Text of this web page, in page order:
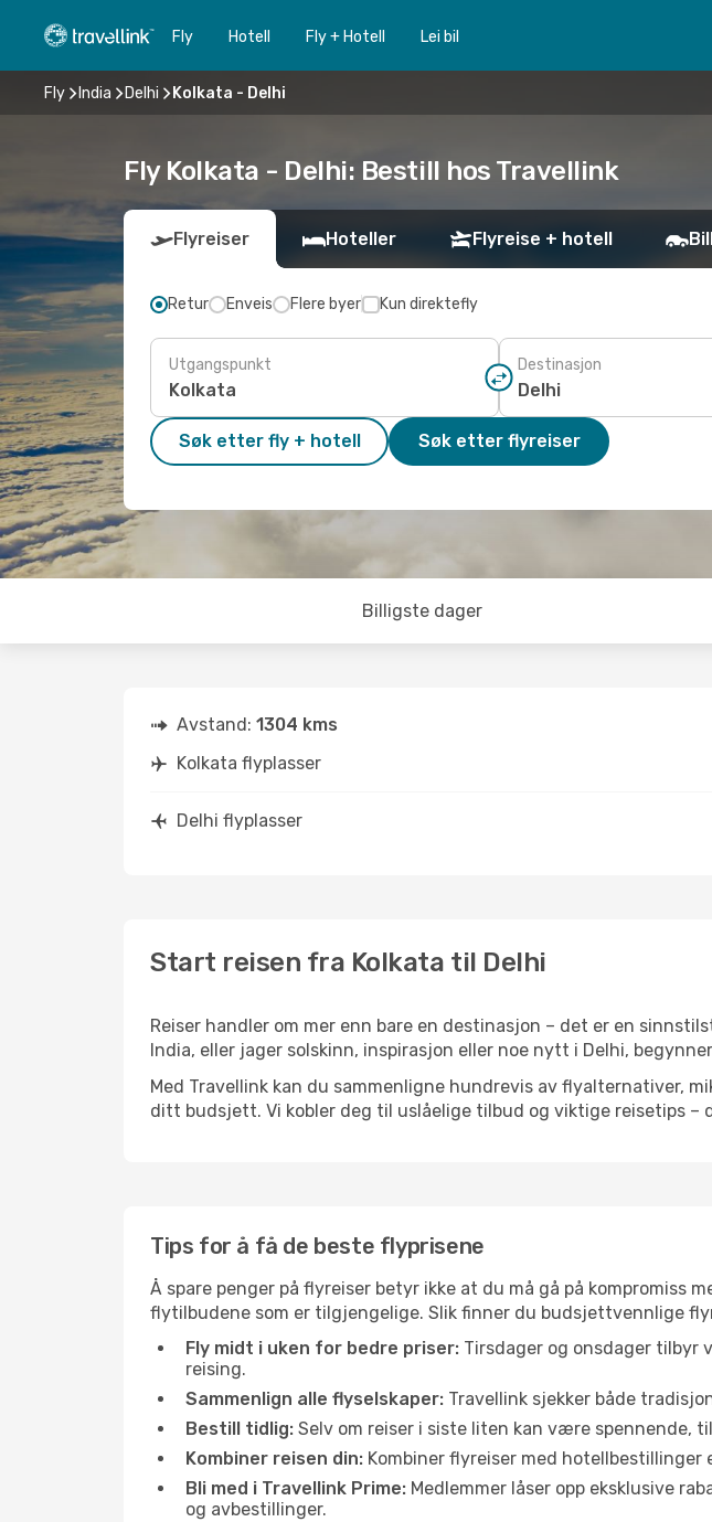
Fly Hotell Fly + Hotell Lei bil
Fly India Delhi Kolkata - Delhi
Fly Kolkata - Delhi: Bestill hos Travellink
Flyreiser Hoteller Flyreise + hotell
Retur Enveis Flere byer Kun direktefly
Utgangspunkt Destinasjon
Søk etter fly + hotell Søk etter flyreiser
Billigste dager
Avstand: 1304 kms
Kolkata flyplasser
Delhi flyplasser
Start reisen fra Kolkata til Delhi
Reiser handler om mer enn bare en destinasjon – det er en
India, eller jager solskinn, inspirasjon eller noe nytt i Delhi,
Med Travellink kan du sammenligne hundrevis av flyalternativer,
ditt budsjett. Vi kobler deg til uslåelige tilbud og viktige reisetips –
Tips for å få de beste flyprisene
Å spare penger på flyreiser betyr ikke at du må gå på kompromiss
flytilbudene som er tilgjengelige. Slik finner du budsjettvennlige
Fly midt i uken for bedre priser: Tirsdager og onsdager tilbyr
reising.
Sammenlign alle flyselskaper: Travellink sjekker både
Bestill tidlig: Selv om reiser i siste liten kan være spennende,
Kombiner reisen din: Kombiner flyreiser med hotellbestillinger
Bli med i Travellink Prime: Medlemmer låser opp eksklusive
og avbestillinger.